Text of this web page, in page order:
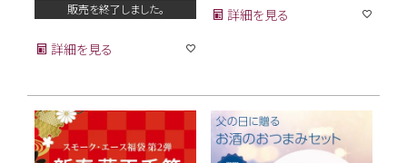
販売を終了しました。
詳細を見る
詳細を見る